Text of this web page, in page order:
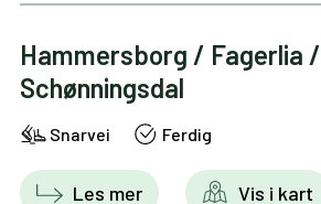
Hammersborg / Fagerlia /
Schønningsdal
Snarvei Ferdig
Les mer Vis i kart